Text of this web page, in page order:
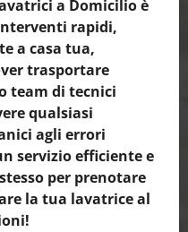
a Domicilio è
rapidi,
a casa tua,
trasportare
team di tecnici
qualsiasi
agli errori
servizio efficiente e
per prenotare
la tua lavatrice al